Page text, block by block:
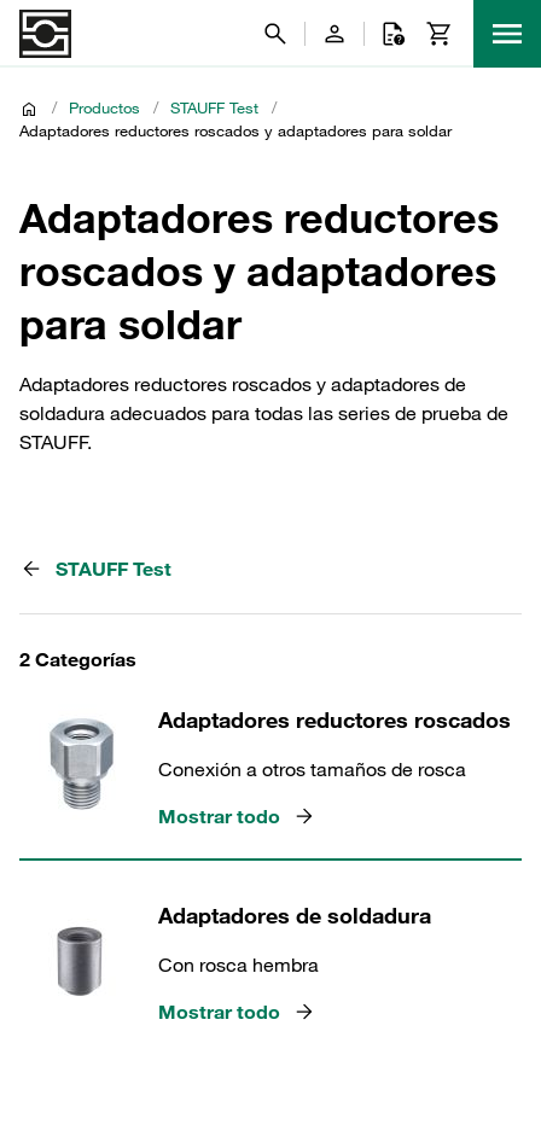
/ Productos / STAUFF Test
/
Adaptadores reductores roscados y adaptadores para soldar
Adaptadores reductores
roscados y adaptadores
para soldar
Adaptadores reductores roscados y adaptadores de
soldadura adecuados para todas las series de prueba de
STAUFF.
STAUFF Test
2 Categorías
Adaptadores reductores roscados
Conexión a otros tamaños de rosca
Mostrar todo
Adaptadores de soldadura
Con rosca hembra
Mostrar todo